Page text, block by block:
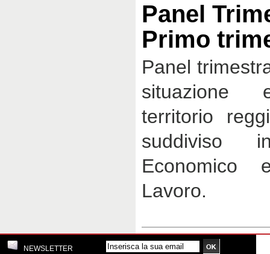
Panel
Primo
Panel
situazione
territorio
suddiviso
Economico
Lavoro.
NEWSLETTER